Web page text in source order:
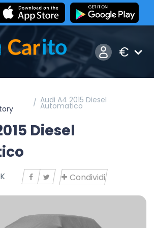
€
Audi A4 2015 Diesel
Automatico
Diesel
Condividi